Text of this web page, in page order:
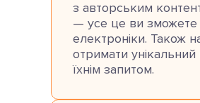
з авторським
— усе це ви зможете
електроніки. Також
отримати
їхнім запитом.